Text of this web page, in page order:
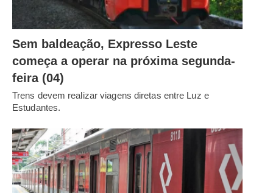
Sem baldeação, Expresso Leste
começa a operar na próxima segunda-
feira (04)
Trens devem realizar viagens diretas entre Luz e
Estudantes.